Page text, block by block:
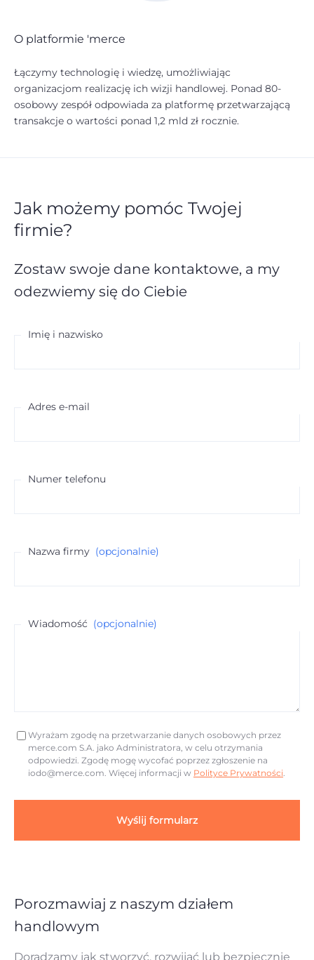
O platformie 'merce
Łączymy technologię i wiedzę, umożliwiając
organizacjom realizację ich wizji handlowej. Ponad 80-
osobowy zespół odpowiada za platformę przetwarzającą
transakcje o wartości ponad 1,2 mld zł rocznie.
Jak możemy pomóc Twojej
firmie?
Zostaw swoje dane kontaktowe, a my
odezwiemy się do Ciebie
Imię i nazwisko
Adres e-mail
Numer telefonu
Nazwa firmy (opcjonalnie)
Wiadomość (opcjonalnie)
Wyrażam zgodę na przetwarzanie danych osobowych przez
merce.com S.A. jako Administratora, w celu otrzymania
odpowiedzi. Zgodę mogę wycofać poprzez zgłoszenie na
iodo@merce.com . Więcej informacji w Polityce Prywatności
Wyślij formularz
Porozmawiaj z naszym działem
handlowym
Doradzamy jak stworzyć, rozwijać lub bezpiecznie